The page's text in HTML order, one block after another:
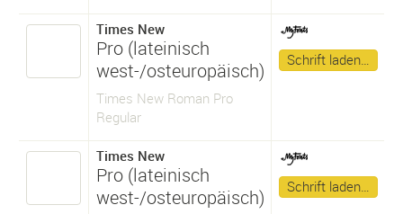
Times New
Pro (lateinisch
west-/osteuropäisch)
Times New Roman Pro
Regular
Schrift laden…
Times New
Pro (lateinisch
west-/osteuropäisch)
Schrift laden…